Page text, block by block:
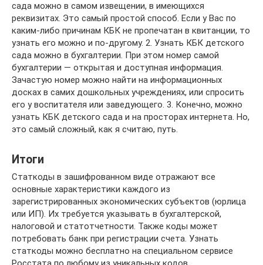
сада можно в самом извещении, в имеющихся
реквизитах. Это самый простой способ. Если у Вас по
каким-либо причинам КБК не пропечатан в квитанции, то
узнать его можно и по-другому. 2. Узнать КБК детского
сада можно в бухгалтерии. При этом номер самой
бухгалтерии — открытая и доступная информация.
Зачастую номер можно найти на информационных
досках в самих дошкольных учреждениях, или спросить
его у воспитателя или заведующего. 3. Конечно, можно
узнать КБК детского сада и на просторах интернета. Но,
это самый сложный, как я считаю, путь.
Итоги
Статкоды в зашифрованном виде отражают все
основные характеристики каждого из
зарегистрированных экономических субъектов (юрлица
или ИП). Их требуется указывать в бухгалтерской,
налоговой и статотчетности. Также коды может
потребовать банк при регистрации счета. Узнать
статкоды можно бесплатно на специальном сервисе